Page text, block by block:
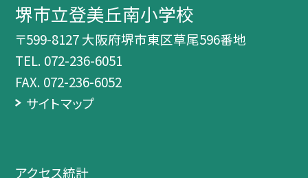
堺市立登美丘南小学校
〒599-8127 大阪府堺市東区草尾596番地
TEL. 072-236-6051
FAX. 072-236-6052
サイトマップ
アクセス統計